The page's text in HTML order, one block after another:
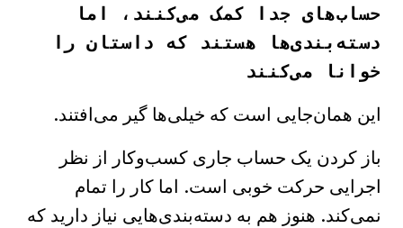
حساب‌های جدا کمک می‌کنند، اما
دسته‌بندی‌ها هستند که داستان را
خوانا می‌کنند
این همان‌جایی است که خیلی‌ها گیر می‌افتند.
باز کردن یک حساب جاری کسب‌وکار از نظر
اجرایی حرکت خوبی است. اما کار را تمام
نمی‌کند. هنوز هم به دسته‌بندی‌هایی نیاز دارید که